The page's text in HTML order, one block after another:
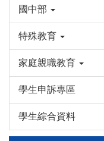
國中部
特殊教育
家庭親職教育
學生申訴專區
學生綜合資料